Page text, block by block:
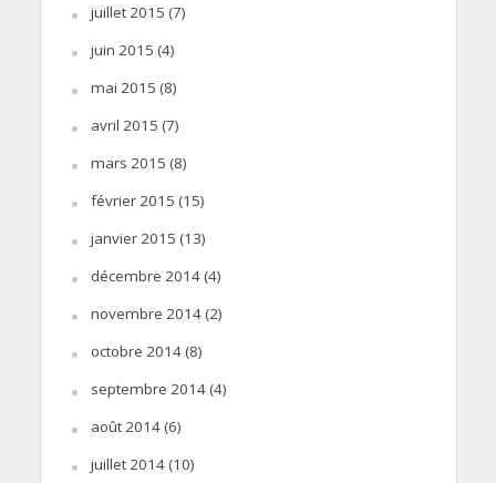
juillet 2015 (7)
juin 2015 (4)
mai 2015 (8)
avril 2015 (7)
mars 2015 (8)
février 2015 (15)
janvier 2015 (13)
décembre 2014(4)
novembre 2014(2)
octobre 2014(8)
septembre 2014(4)
août 2014(6)
juillet 2014(10)